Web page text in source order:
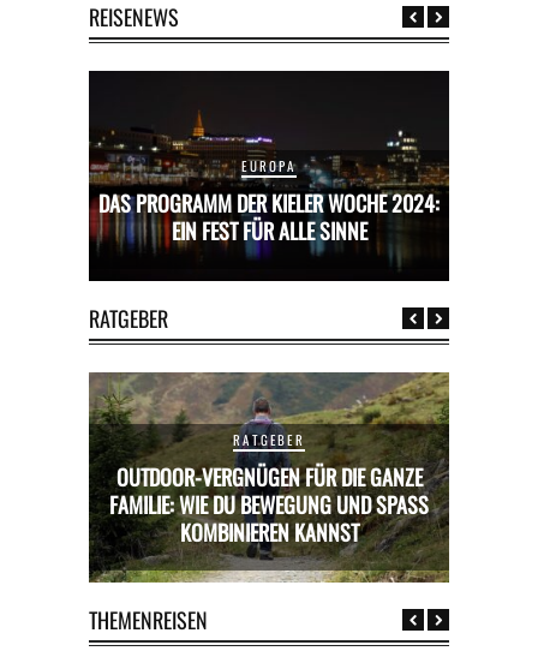
REISENEWS
EUROPA
DAS PROGRAMM DER KIELER WOCHE 2024:
EIN FEST FÜR ALLE SINNE
RATGEBER
RATGEBER
OUTDOOR-VERGNÜGEN FÜR DIE GANZE
FAMILIE: WIE DU BEWEGUNG UND SPASS K
OMBINIEREN KANNST
THEMENREISEN